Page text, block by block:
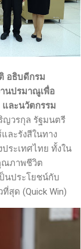
อธิบดีกรม
านปรมาณูเพื่อ
และนวัตกรรม
ญวรกุล รัฐมนตรี
ละรังสีในทาง
ระเทศไทย ทั้งใน
ณภาพชีวิต
ป็นประโยชน์กับ
สุด (Quick Win)